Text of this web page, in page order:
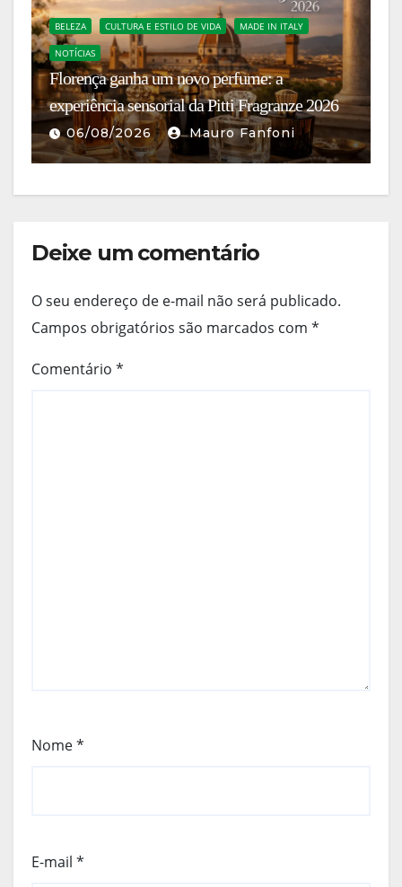
BELEZA CULTURA E ESTILO DE VIDA MADE IN ITALY
NOTÍCIAS
Florença ganha um novo perfume: a
experiência sensorial da Pitti Fragranze 2026
06/08/2026 Mauro Fanfoni
Deixe um comentário
O seu endereço de e-mail não será publicado.
Campos obrigatórios são marcados com *
Comentário *
Nome*
E-mail *